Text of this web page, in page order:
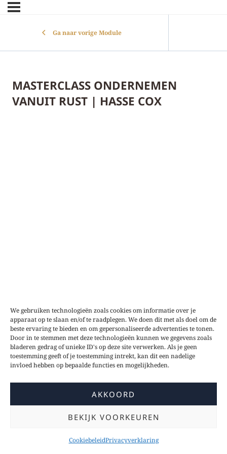
We gebruiken technologieën zoals cookies om informatie over je
apparaat op te slaan en/of te raadplegen. We doen dit met als doel om de
beste ervaring te bieden en om gepersonaliseerde advertenties te tonen.
Door in te stemmen met deze technologieën kunnen we gegevens zoals
bladeren gedrag of unieke ID's op deze site verwerken. Als je geen
toestemming geeft of je toestemming intrekt, kan dit een nadelige
invloed hebben op bepaalde functies en mogelijkheden.
AKKOORD
BEKIJK VOORKEUREN
CookiebeleidPrivacyverklaring
Ga naar vorige Module
MASTERCLASS ONDERNEMEN
VANUIT RUST | HASSE COX